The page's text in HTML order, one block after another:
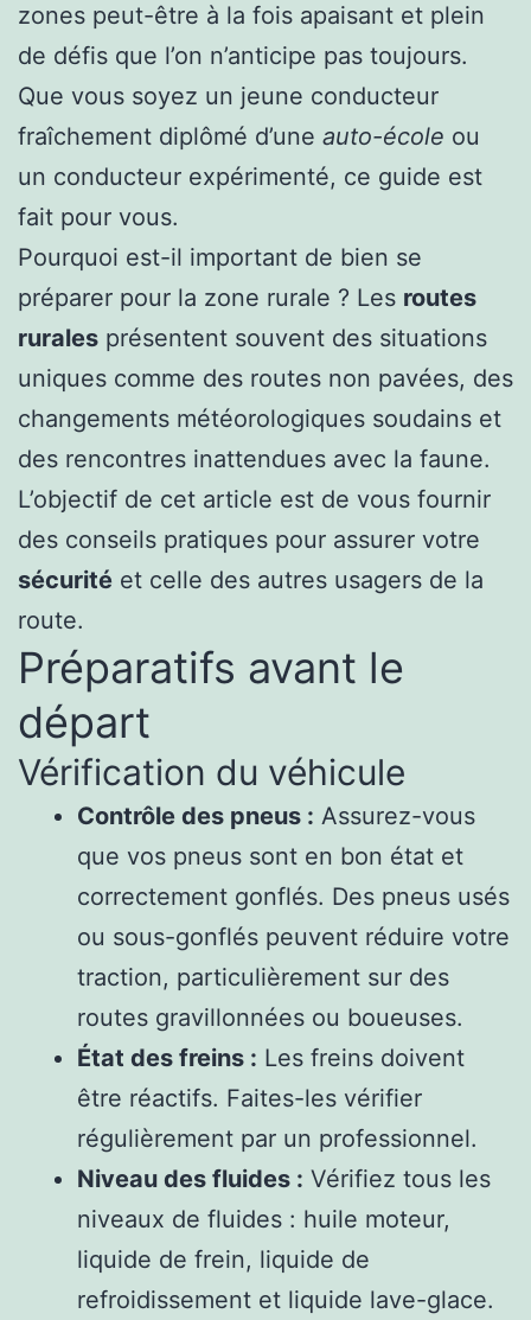
zones peut-être à la fois apaisant et plein
de défis que l’on n’anticipe pas toujours.
Que vous soyez un jeune conducteur
fraîchement diplômé d’une auto-école ou
un conducteur expérimenté, ce guide est
fait pour vous.
Pourquoi est-il important de bien se
préparer pour la zone rurale ? Les routes
rurales présentent souvent des situations
uniques comme des routes non pavées, des
changements météorologiques soudains et
des rencontres inattendues avec la faune.
L’objectif de cet article est de vous fournir
des conseils pratiques pour assurer votre
sécurité et celle des autres usagers de la
route.
Préparatifs avant le
départ
Vérification du véhicule
Contrôle des pneus : Assurez-vous
que vos pneus sont en bon état et
correctement gonflés. Des pneus usés
ou sous-gonflés peuvent réduire votre
traction, particulièrement sur des
routes gravillonnées ou boueuses.
État des freins : Les freins doivent
être réactifs. Faites-les vérifier
régulièrement par un professionnel.
Niveau des fluides : Vérifiez tous les
niveaux de fluides : huile moteur,
liquide de frein, liquide de
refroidissement et liquide lave-glace.